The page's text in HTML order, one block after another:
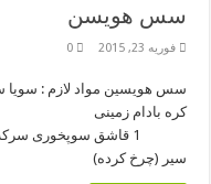
سس هویسن
فوریه 23, 2015 0
سیر (چرخ کرده) 1 حبه روغن کنجد …